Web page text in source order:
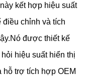
kết hợp hiệu suất
điều chỉnh và tích
được thiết kế
hiệu suất hiển thị
hỗ trợ tích hợp OEM